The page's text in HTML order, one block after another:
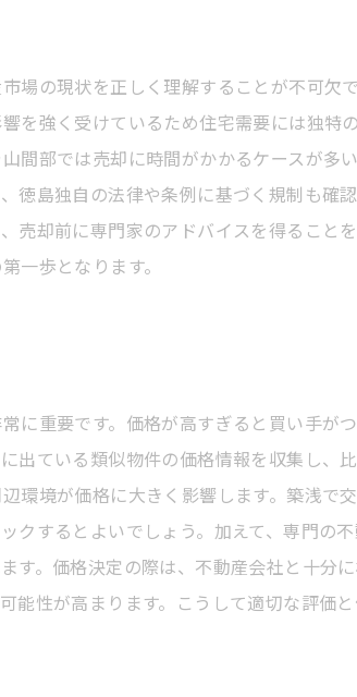
場の現状を正しく理解することが不可欠
を強く受けているため住宅需要には独特
間部では売却に時間がかかるケースが多
徳島独自の法律や条例に基づく規制も確
売却前に専門家のアドバイスを得ること
一歩となります。
に重要です。価格が高すぎると買い手が
出ている類似物件の価格情報を収集し、
環境が価格に大きく影響します。築浅で
クするとよいでしょう。加えて、専門の
す。価格決定の際は、不動産会社と十分
能性が高まります。こうして適切な評価